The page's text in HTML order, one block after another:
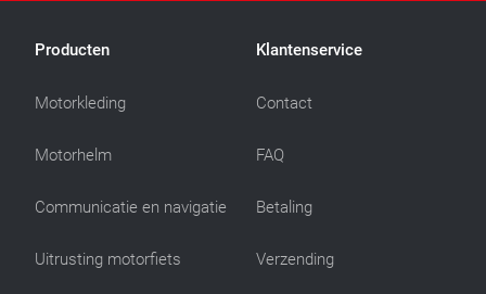
Producten
Motorkleding
Motorhelm
Communicatie en navigatie
Uitrusting motorfiets
Klantenservice
Contact
FAQ
Betaling
Verzending